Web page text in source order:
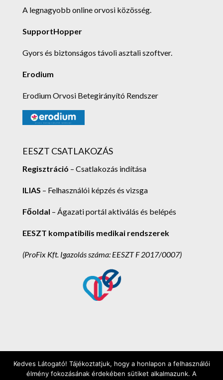
A legnagyobb online orvosi közösség.
SupportHopper
Gyors és biztonságos távoli asztali szoftver.
Erodium
Erodium Orvosi Betegirányító Rendszer
EESZT CSATLAKOZÁS
Regisztráció – Csatlakozás indítása
ILIAS – Felhasználói képzés és vizsga
Főoldal – Ágazati portál aktiválás és belépés
EESZT kompatibilis medikai rendszerek
(ProFix Kft. Igazolás száma: EESZT F 2017/0007)
ProFix Kft. 2025. - Minden jog fenntartva! -
Kedves Látogató! Tájékoztatjuk, hogy a honlapon a felhasználói
élmény fokozásának érdekében sütiket alkalmazunk. A